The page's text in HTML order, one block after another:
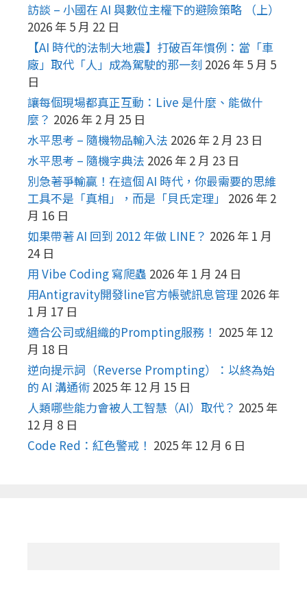
訪談 – 小國在 AI 與數位主權下的避險策略 （上）
2026 年 5 月 22 日
【AI 時代的法制大地震】打破百年慣例：當「車
廠」取代「人」成為駕駛的那一刻 2026 年 5 月 5
日
讓每個現場都真正互動：Live 是什麼、能做什
麼？ 2026 年 2 月 25 日
水平思考 – 隨機物品輸入法 2026 年 2 月 23 日
水平思考 – 隨機字典法 2026 年 2 月 23 日
別急著爭輸贏！在這個 AI 時代，你最需要的思維
工具不是「真相」，而是「貝氏定理」
2026 年 2
月 16 日
如果帶著 AI 回到 2012 年做 LINE？ 2026 年 1 月
24 日
用 Vibe Coding 寫爬蟲 2026 年 1 月 24 日
用Antigravity開發line官方帳號訊息管理 2026 年
1 月 17 日
適合公司或組織的Prompting服務！ 2025 年 12
月 18 日
逆向提示詞（Reverse Prompting）：以終為始
的 AI 溝通術 2025 年 12 月 15 日
人類哪些能力會被人工智慧（AI）取代？ 2025 年
12 月 8 日
Code Red：紅色警戒！ 2025 年 12 月 6 日